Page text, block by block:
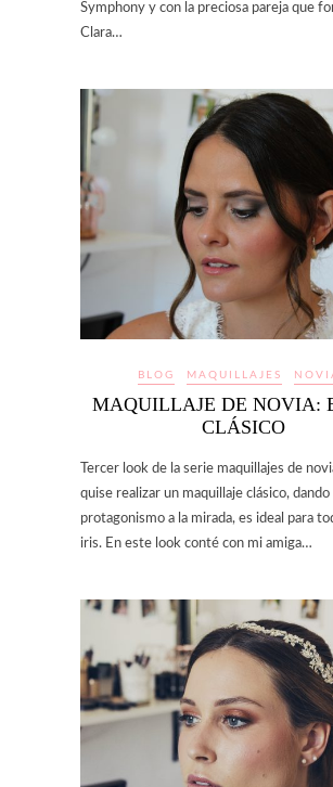
Symphony y con la preciosa pareja que
Clara…
BLOG MAQUILLAJES
MAQUILLAJE DE NOVIA:
CLÁSICO
Tercer look de la serie maquillajes de
quise realizar un maquillaje clásico, dando
protagonismo a la mirada, es ideal para
iris. En este look conté con mi amiga…